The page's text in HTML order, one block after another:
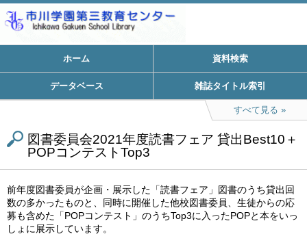
ホーム 資料検索
データベース 雑誌タイトル索引
すべて見る
図書委員会2021年度読書フェア 貸出Best10＋
POPコンテストTop3
前年度図書委員が企画・展示した「読書フェア」図書のうち貸出回
数の多かったものと、同時に開催した他校図書委員、生徒からの応
募も含めた「POPコンテスト」のうちTop3に入ったPOPと本をいっ
しょに展示しています。